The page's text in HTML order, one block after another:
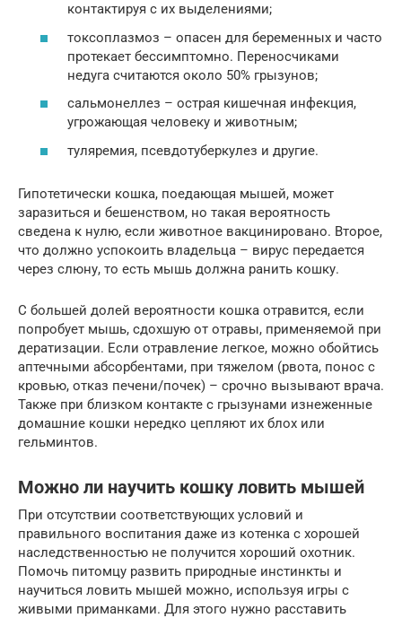
контактируя с их выделениями;
токсоплазмоз – опасен для беременных и часто
протекает бессимптомно. Переносчиками
недуга считаются около 50% грызунов;
сальмонеллез – острая кишечная инфекция,
угрожающая человеку и животным;
туляремия, псевдотуберкулез и другие.
Гипотетически кошка, поедающая мышей, может
заразиться и бешенством, но такая вероятность
сведена к нулю, если животное вакцинировано. Второе,
что должно успокоить владельца – вирус передается
через слюну, то есть мышь должна ранить кошку.
С большей долей вероятности кошка отравится, если
попробует мышь, сдохшую от отравы, применяемой при
дератизации. Если отравление легкое, можно обойтись
аптечными абсорбентами, при тяжелом (рвота, понос с
кровью, отказ печени/почек) – срочно вызывают врача.
Также при близком контакте с грызунами изнеженные
домашние кошки нередко цепляют их блох или
гельминтов.
Можно ли научить кошку ловить мышей
При отсутствии соответствующих условий и
правильного воспитания даже из котенка с хорошей
наследственностью не получится хороший охотник.
Помочь питомцу развить природные инстинкты и
научиться ловить мышей можно, используя игры с
живыми приманками. Для этого нужно расставить